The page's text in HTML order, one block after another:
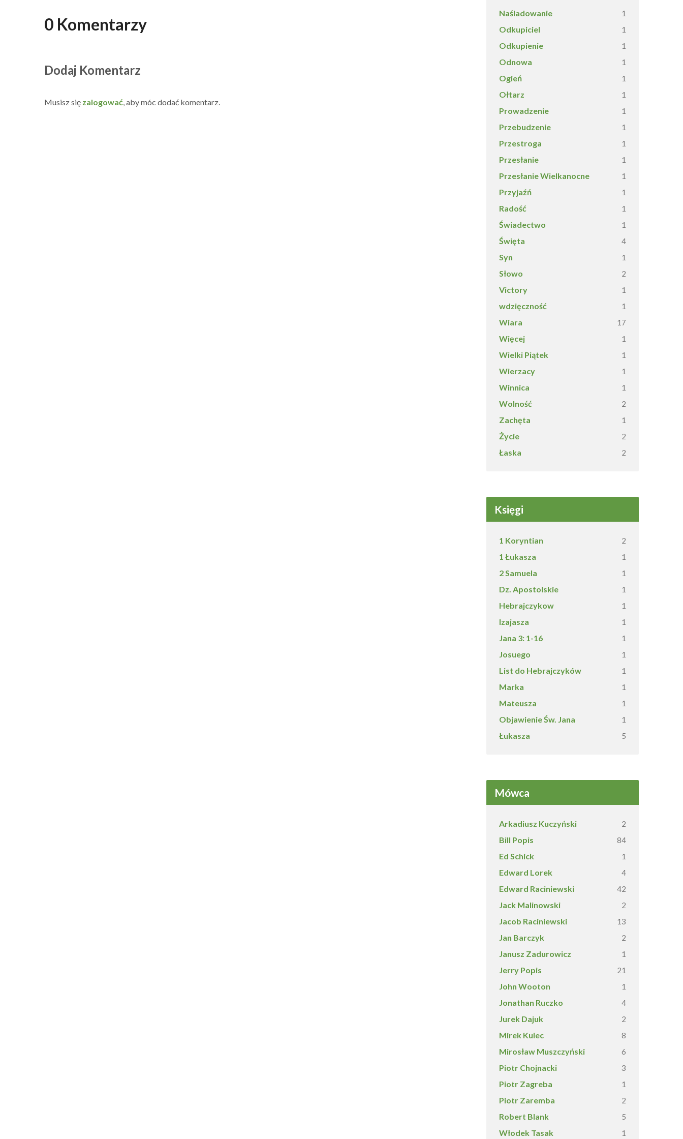
0 Komentarzy
Dodaj Komentarz
Musisz się zalogować, aby móc dodać komentarz.
Naśladowanie 1
Odkupiciel 1
Odkupienie 1
Odnowa 1
Ogień 1
Ołtarz 1
Prowadzenie 1
Przebudzenie 1
Przestroga 1
Przesłanie 1
Przesłanie Wielkanocne 1
Przyjaźń 1
Radość 1
Świadectwo 1
Święta 4
Syn 1
Słowo 2
Victory 1
wdzięczność 1
Wiara 17
Więcej 1
Wielki Piątek 1
Wierzacy 1
Winnica 1
Wolność 2
Zachęta 1
Życie 2
Łaska 2
Księgi
1 Koryntian 2
1 Łukasza 1
2 Samuela 1
Dz. Apostolskie 1
Hebrajczykow 1
Izajasza 1
Jana 3: 1-16 1
Josuego 1
List do Hebrajczyków 1
Marka 1
Mateusza 1
Objawienie Św. Jana 1
Łukasza 5
Mówca
Arkadiusz Kuczyński 2
Bill Popis 84
Ed Schick 1
Edward Lorek 4
Edward Raciniewski 42
Jack Malinowski 2
Jacob Raciniewski 13
Jan Barczyk 2
Janusz Zadurowicz 1
Jerry Popis 21
John Wooton 1
Jonathan Ruczko 4
Jurek Dajuk 2
Mirek Kulec 8
Mirosław Muszczyński 6
Piotr Chojnacki 3
Piotr Zagreba 1
Piotr Zaremba 2
Robert Blank 5
Włodek Tasak 1